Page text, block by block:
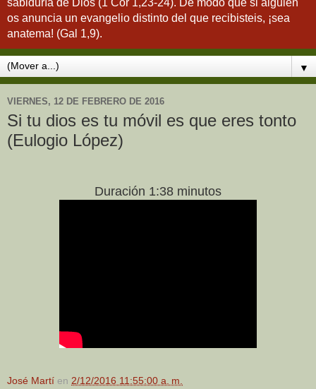
sabiduría de Dios (1 Cor 1,23-24). De modo que si alguien
os anuncia un evangelio distinto del que recibisteis, ¡sea
anatema! (Gal 1,9).
▼
VIERNES, 12 DE FEBRERO DE 2016
Si tu dios es tu móvil es que eres tonto
(Eulogio López)
Duración 1:38 minutos
José Martí en 2/12/2016 11:55:00 a. m.